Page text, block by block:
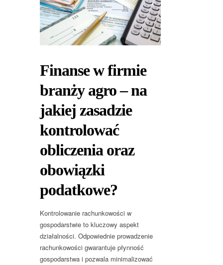
Finanse w firmie
branży agro – na
jakiej zasadzie
kontrolować
obliczenia oraz
obowiązki
podatkowe?
Kontrolowanie rachunkowości w
gospodarstwie to kluczowy aspekt
działalności. Odpowiednie prowadzenie
rachunkowości gwarantuje płynność
gospodarstwa i pozwala minimalizować